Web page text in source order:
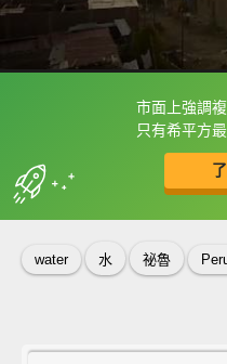
市面上強調
只有希平方
框選或點兩下字
收錄佳句
water 水 祕魯